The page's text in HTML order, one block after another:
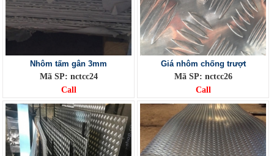
Nhôm tấm gân 3mm
Mã SP: nctcc24
Call
Giá nhôm chống trượt
Mã SP: nctcc26
Call